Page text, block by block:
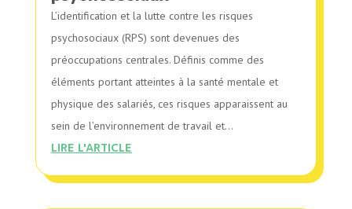
L’identification et la lutte contre les risques
psychosociaux (RPS) sont devenues des
préoccupations centrales. Définis comme des
éléments portant atteintes à la santé mentale et
physique des salariés, ces risques apparaissent au
sein de l’environnement de travail et...
LIRE L'ARTICLE